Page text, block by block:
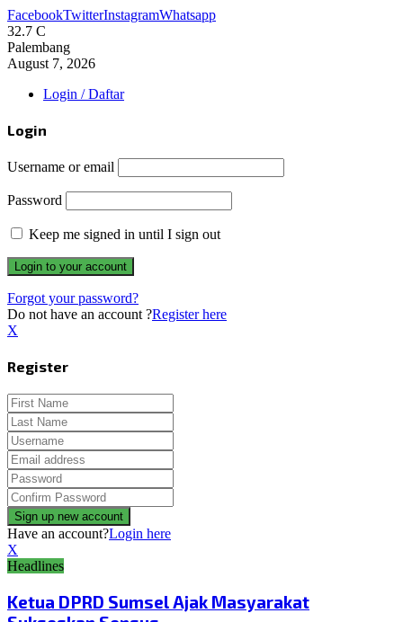
FacebookTwitterInstagramWhatsapp
32.7 C
Palembang
August 7, 2026
Login / Daftar
Login
Username or email
Password
Keep me signed in until I sign out
Forgot your password?
Do not have an account ?Register here
X
Register
Have an account?Login here
X
Headlines
Ketua DPRD Sumsel Ajak Masyarakat